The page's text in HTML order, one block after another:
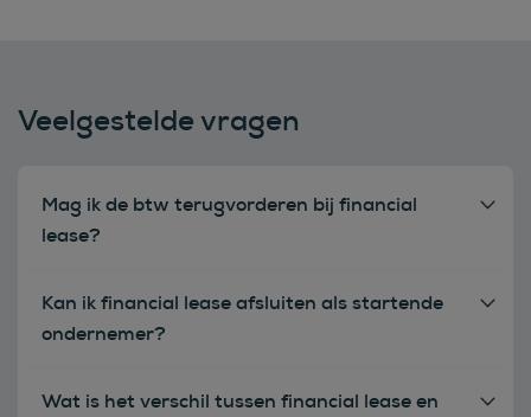
Veelgestelde vragen
Mag ik de btw terugvorderen bij financial
lease?
Kan ik financial lease afsluiten als startende
ondernemer?
Wat is het verschil tussen financial lease en